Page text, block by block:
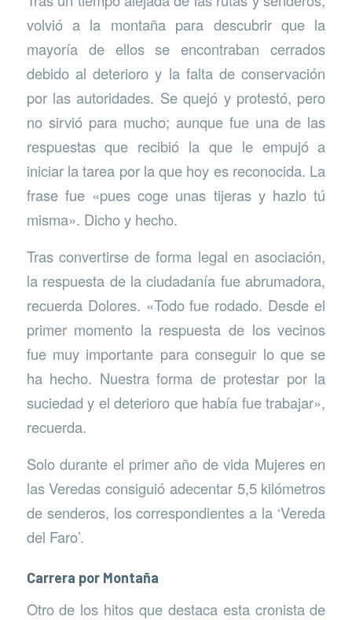
volvió a la montaña para descubrir que la
mayoría de ellos se encontraban cerrados
debido al deterioro y la falta de conservación
por las autoridades. Se quejó y protestó, pero
no sirvió para mucho; aunque fue una de las
respuestas que recibió la que le empujó a
iniciar la tarea por la que hoy es reconocida. La
frase fue «pues coge unas tijeras y hazlo tú
misma». Dicho y hecho.
Tras convertirse de forma legal en asociación,
la respuesta de la ciudadanía fue abrumadora,
recuerda Dolores. «Todo fue rodado. Desde el
primer momento la respuesta de los vecinos
fue muy importante para conseguir lo que se
ha hecho. Nuestra forma de protestar por la
suciedad y el deterioro que había fue trabajar»,
recuerda.
Solo durante el primer año de vida Mujeres en
las Veredas consiguió adecentar 5,5 kilómetros
de senderos, los correspondientes a la ‘Vereda
del Faro’.
Carrera por Montaña
Otro de los hitos que destaca esta cronista de